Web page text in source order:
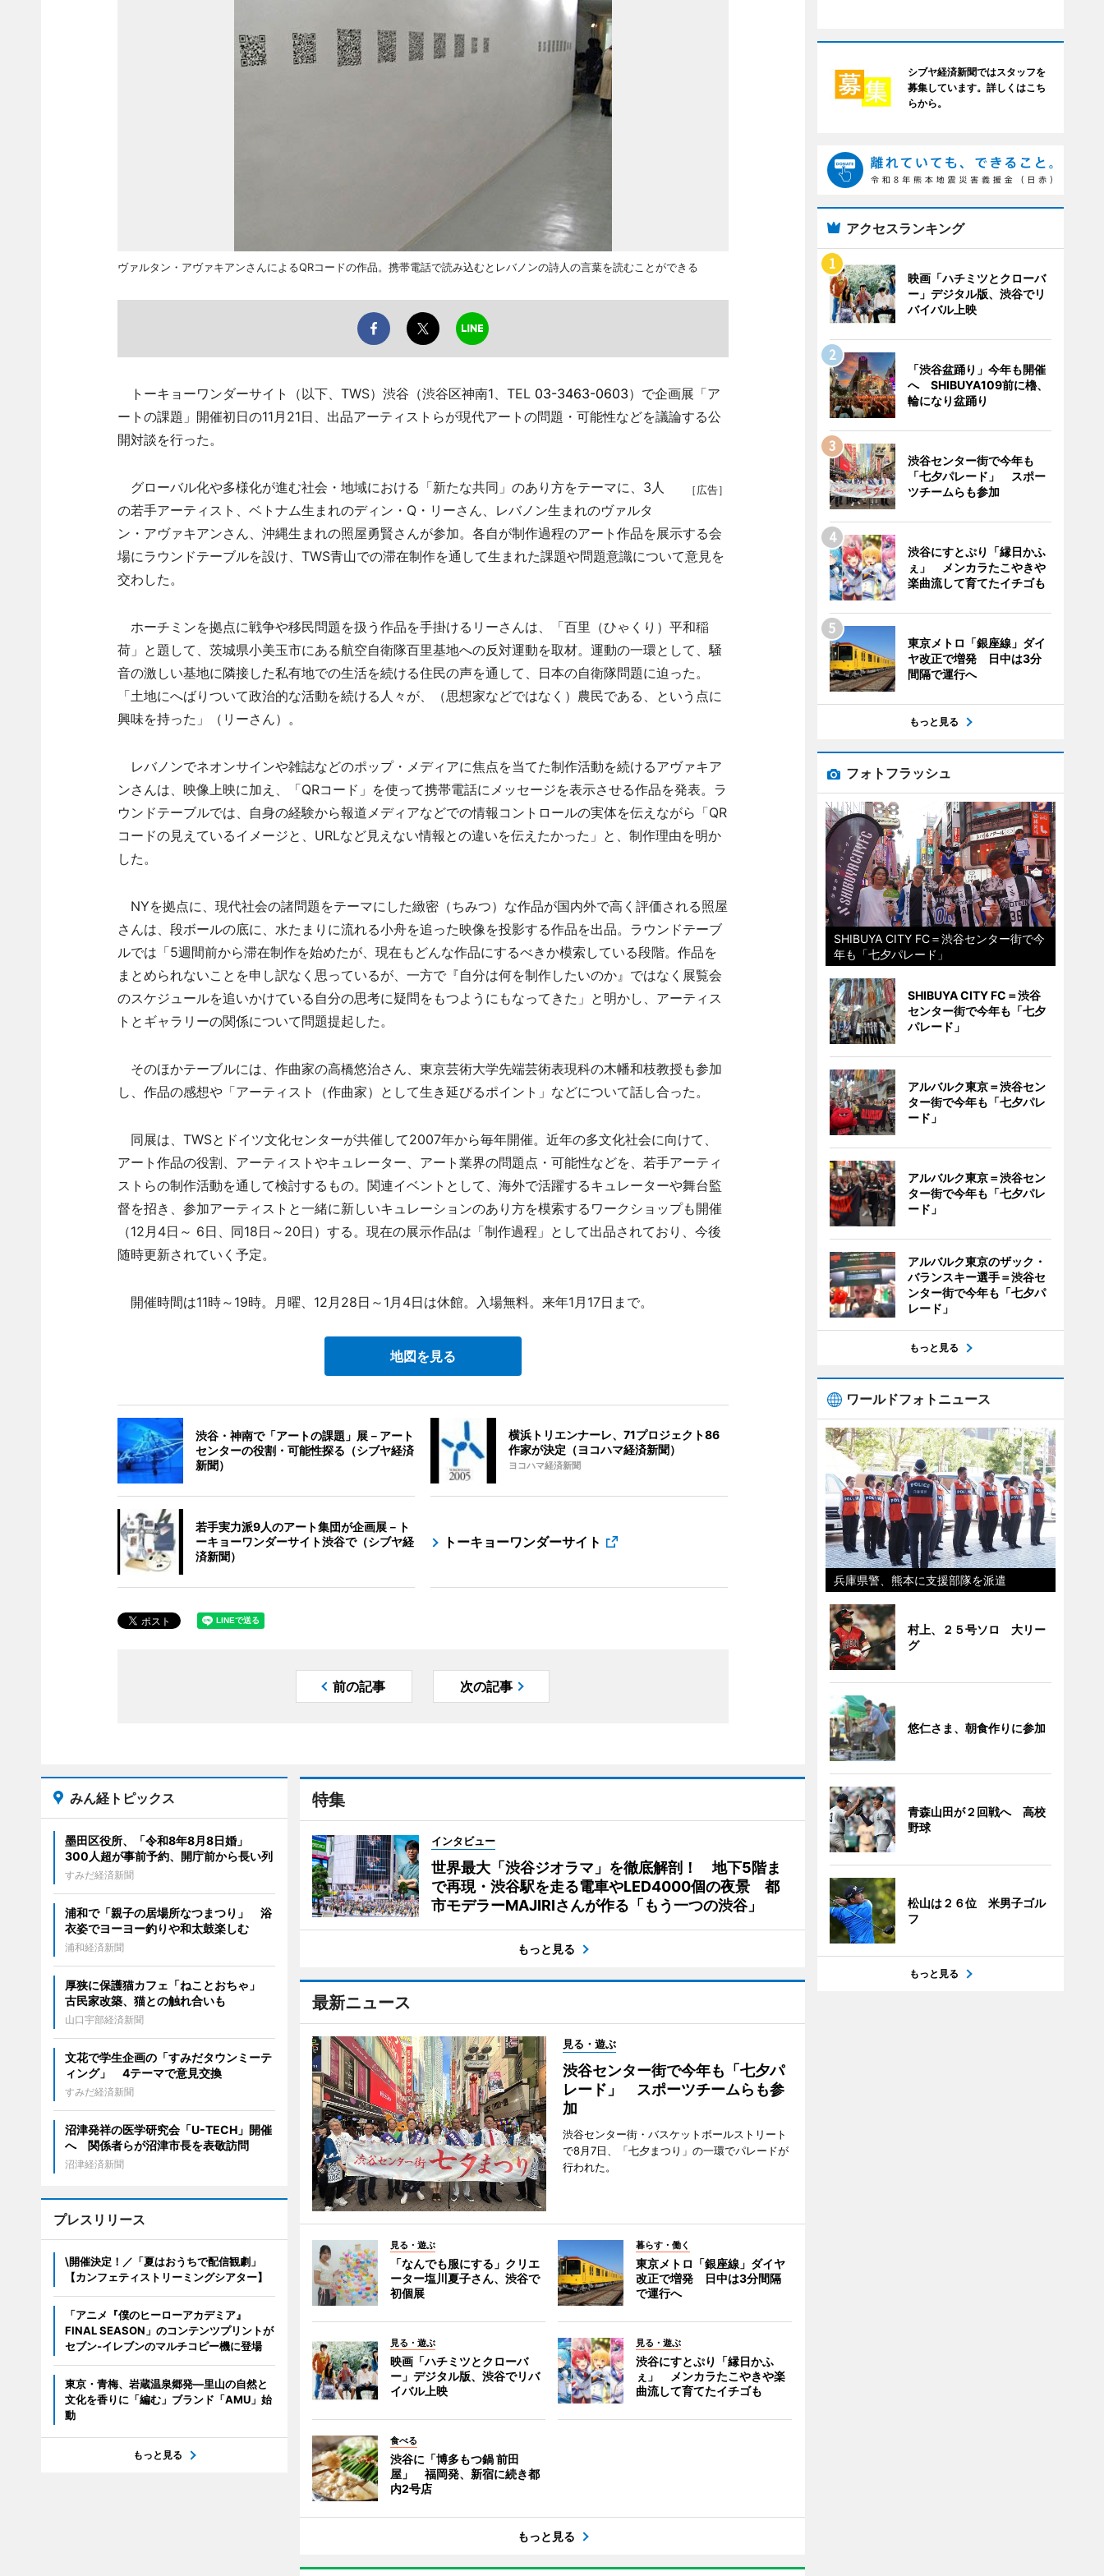
ヴァルタン・アヴァキアンさんによるQRコードの作品。携帯電話で読み込むとレバノンの詩人の言葉を読むことができる
トーキョーワンダーサイト（以下、TWS）渋谷（渋谷区神南1、TEL 03-3463-0603）で企画展「ア
ートの課題」開催初日の11月21日、出品アーティストらが現代アートの問題・可能性などを議論する公
開対談を行った。
［広告］
グローバル化や多様化が進む社会・地域における「新たな共同」のあり方をテーマに、3人
の若手アーティスト、ベトナム生まれのディン・Q・リーさん、レバノン生まれのヴァルタ
ン・アヴァキアンさん、沖縄生まれの照屋勇賢さんが参加。各自が制作過程のアート作品を展示する会
場にラウンドテーブルを設け、TWS青山での滞在制作を通して生まれた課題や問題意識について意見を
交わした。
ホーチミンを拠点に戦争や移民問題を扱う作品を手掛けるリーさんは、「百里（ひゃくり）平和稲
荷」と題して、茨城県小美玉市にある航空自衛隊百里基地への反対運動を取材。運動の一環として、騒
音の激しい基地に隣接した私有地での生活を続ける住民の声を通して、日本の自衛隊問題に迫った。
「土地にへばりついて政治的な活動を続ける人々が、（思想家などではなく）農民である、という点に
興味を持った」（リーさん）。
レバノンでネオンサインや雑誌などのポップ・メディアに焦点を当てた制作活動を続けるアヴァキア
ンさんは、映像上映に加え、「QRコード」を使って携帯電話にメッセージを表示させる作品を発表。ラ
ウンドテーブルでは、自身の経験から報道メディアなどでの情報コントロールの実体を伝えながら「QR
コードの見えているイメージと、URLなど見えない情報との違いを伝えたかった」と、制作理由を明か
した。
NYを拠点に、現代社会の諸問題をテーマにした緻密（ちみつ）な作品が国内外で高く評価される照屋
さんは、段ボールの底に、水たまりに流れる小舟を追った映像を投影する作品を出品。ラウンドテーブ
ルでは「5週間前から滞在制作を始めたが、現在もどんな作品にするべきか模索している段階。作品を
まとめられないことを申し訳なく思っているが、一方で『自分は何を制作したいのか』ではなく展覧会
のスケジュールを追いかけている自分の思考に疑問をもつようにもなってきた」と明かし、アーティス
トとギャラリーの関係について問題提起した。
そのほかテーブルには、作曲家の高橋悠治さん、東京芸術大学先端芸術表現科の木幡和枝教授も参加
し、作品の感想や「アーティスト（作曲家）として生き延びるポイント」などについて話し合った。
同展は、TWSとドイツ文化センターが共催して2007年から毎年開催。近年の多文化社会に向けて、
アート作品の役割、アーティストやキュレーター、アート業界の問題点・可能性などを、若手アーティ
ストらの制作活動を通して検討するもの。関連イベントとして、海外で活躍するキュレーターや舞台監
督を招き、参加アーティストと一緒に新しいキュレーションのあり方を模索するワークショップも開催
（12月4日～ 6日、同18日～20日）する。現在の展示作品は「制作過程」として出品されており、今後
随時更新されていく予定。
開催時間は11時～19時。月曜、12月28日～1月4日は休館。入場無料。来年1月17日まで。
地図を見る
渋谷・神南で「アートの課題」展－アート
センターの役割・可能性探る（シブヤ経済
新聞）
横浜トリエンナーレ、71プロジェクト86
作家が決定（ヨコハマ経済新聞）
ヨコハマ経済新聞
若手実力派9人のアート集団が企画展－ト
ーキョーワンダーサイト渋谷で（シブヤ経
済新聞）
トーキョーワンダーサイト
前の記事 次の記事
特集
インタビュー
世界最大「渋谷ジオラマ」を徹底解剖！ 地下5階ま
で再現・渋谷駅を走る電車やLED4000個の夜景 都
市モデラーMAJIRIさんが作る「もう一つの渋谷」
もっと見る
最新ニュース
見る・遊ぶ
渋谷センター街で今年も「七夕パ
レード」 スポーツチームらも参
加
渋谷センター街・バスケットボールストリート
で8月7日、「七夕まつり」の一環でパレードが
行われた。
見る・遊ぶ
「なんでも服にする」クリエ
ーター塩川夏子さん、渋谷で
初個展
暮らす・働く
東京メトロ「銀座線」ダイヤ
改正で増発 日中は3分間隔
で運行へ
見る・遊ぶ
映画「ハチミツとクローバ
ー」デジタル版、渋谷でリバ
イバル上映
見る・遊ぶ
渋谷にすとぷり「縁日かふ
ぇ」 メンカラたこやきや楽
曲流して育てたイチゴも
食べる
渋谷に「博多もつ鍋 前田
屋」 福岡発、新宿に続き都
内2号店
もっと見る
みん経トピックス
墨田区役所、「令和8年8月8日婚」
300人超が事前予約、開庁前から長い列
すみだ経済新聞
浦和で「親子の居場所なつまつり」 浴
衣姿でヨーヨー釣りや和太鼓楽しむ
浦和経済新聞
厚狭に保護猫カフェ「ねことおちゃ」
古民家改築、猫との触れ合いも
山口宇部経済新聞
文花で学生企画の「すみだタウンミーテ
ィング」 4テーマで意見交換
すみだ経済新聞
沼津発祥の医学研究会「U-TECH」開催
へ 関係者らが沼津市長を表敬訪問
沼津経済新聞
プレスリリース
\開催決定！／「夏はおうちで配信観劇」
【カンフェティストリーミングシアター】
「アニメ『僕のヒーローアカデミア』
FINAL SEASON」のコンテンツプリントが
セブン‐イレブンのマルチコピー機に登場
東京・青梅、岩蔵温泉郷発―里山の自然と
文化を香りに「編む」ブランド「AMU」始
動
もっと見る
シブヤ経済新聞ではスタッフを
募集しています。詳しくはこち
らから。
アクセスランキング
映画「ハチミツとクローバ
ー」デジタル版、渋谷でリ
バイバル上映
「渋谷盆踊り」今年も開催
へ SHIBUYA109前に櫓、
輪になり盆踊り
渋谷センター街で今年も
「七夕パレード」 スポー
ツチームらも参加
渋谷にすとぷり「縁日かふ
ぇ」 メンカラたこやきや
楽曲流して育てたイチゴも
東京メトロ「銀座線」ダイ
ヤ改正で増発 日中は3分
間隔で運行へ
もっと見る
フォトフラッシュ
SHIBUYA CITY FC＝渋谷センター街で今
年も「七夕パレード」
SHIBUYA CITY FC＝渋谷
センター街で今年も「七夕
パレード」
アルバルク東京＝渋谷セン
ター街で今年も「七夕パレ
ード」
アルバルク東京＝渋谷セン
ター街で今年も「七夕パレ
ード」
アルバルク東京のザック・
バランスキー選手＝渋谷セ
ンター街で今年も「七夕パ
レード」
もっと見る
ワールドフォトニュース
兵庫県警、熊本に支援部隊を派遣
村上、２５号ソロ 大リー
グ
悠仁さま、朝食作りに参加
青森山田が２回戦へ 高校
野球
松山は２６位 米男子ゴル
フ
もっと見る